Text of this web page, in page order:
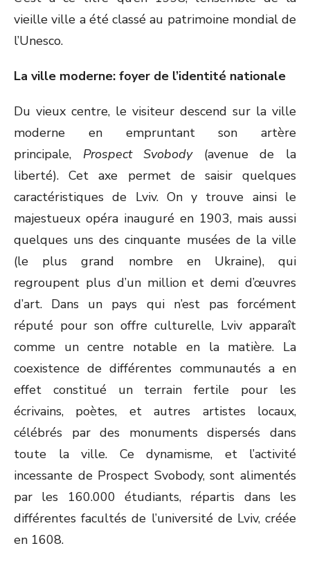
vieille ville a été classé au patrimoine mondial de
l’Unesco.
La ville moderne: foyer de l’identité nationale
Du vieux centre, le visiteur descend sur la ville
moderne en empruntant son artère
principale, Prospect Svobody(avenue de la
liberté). Cet axe permet de saisir quelques
caractéristiques de Lviv. On y trouve ainsi le
majestueux opéra inauguré en 1903, mais aussi
quelques uns des cinquante musées de la ville
(le plus grand nombre en Ukraine), qui
regroupent plus d’un million et demi d’œuvres
d’art. Dans un pays qui n’est pas forcément
réputé pour son offre culturelle, Lviv apparaît
comme un centre notable en la matière. La
coexistence de différentes communautés a en
effet constitué un terrain fertile pour les
écrivains, poètes, et autres artistes locaux,
célébrés par des monuments dispersés dans
toute la ville. Ce dynamisme, et l’activité
incessante de Prospect Svobody, sont alimentés
par les 160.000 étudiants, répartis dans les
différentes facultés de l’université de Lviv, créée
en 1608.